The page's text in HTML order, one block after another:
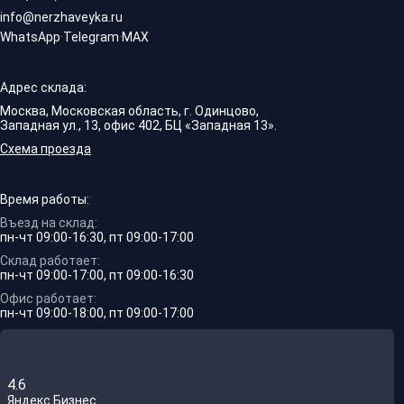
info@nerzhaveyka.ru
WhatsApp·Telegram·MAX
Адрес склада:
Москва, Московская область, г. Одинцово,
Западная ул., 13, офис 402, БЦ «Западная 13».
Схема проезда
Время работы:
Въезд на склад:
пн-чт 09:00-16:30, пт 09:00-17:00
Склад работает:
пн-чт 09:00-17:00, пт 09:00-16:30
Офис работает:
пн-чт 09:00-18:00, пт 09:00-17:00
4.6
Яндекс.Бизнес